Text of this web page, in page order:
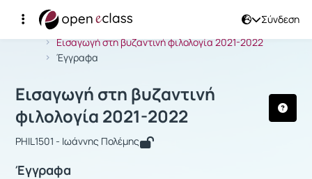
Σύνδεση
Αρχική Σελίδα
Εισαγωγή στη βυζαντινή φιλολογία 2021-2022
Έγγραφα
Μάθημα : Εισαγωγή στη βυζαντινή
Εισαγωγή στη βυζαντινή
φιλολογία 2021-2022
PHIL1501 - Ιωάννης Πολέμης
Έγγραφα